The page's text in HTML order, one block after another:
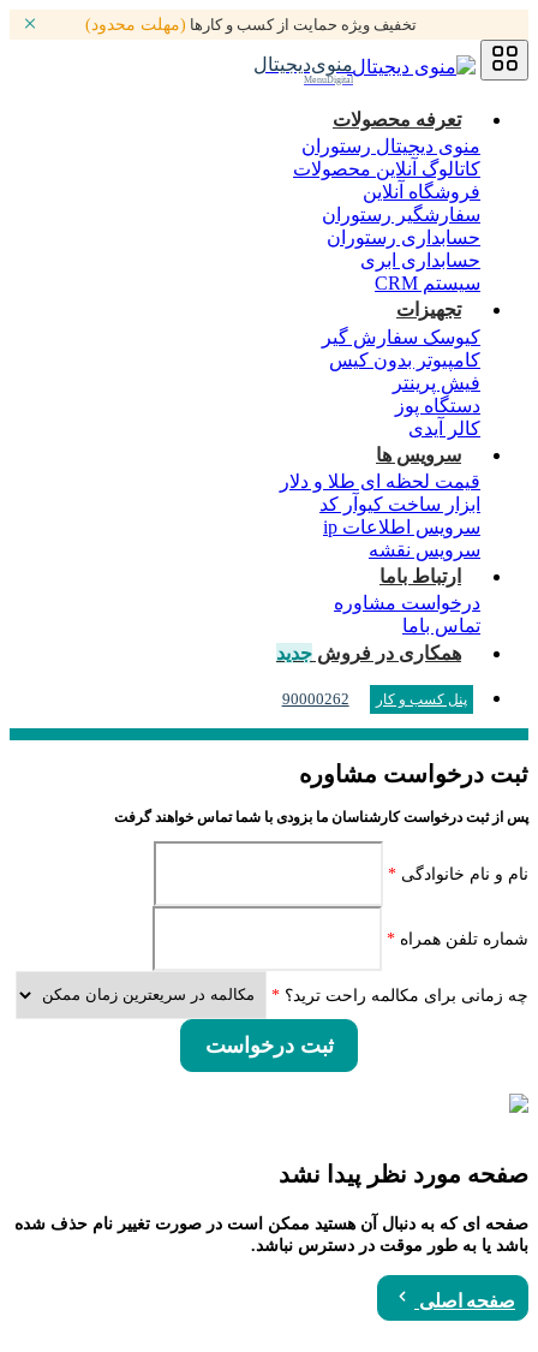
تخفیف ویژه حمایت از کسب و کارها (مهلت محدود)
منوی‌دیجیتال
MenuDigital
تعرفه محصولات
منوی دیجیتال رستوران
کاتالوگ آنلاین محصولات
فروشگاه آنلاین
سفارشگیر رستوران
حسابداری رستوران
حسابداری ابری
سیستم CRM
تجهیزات
کیوسک سفارش گیر
کامپیوتر بدون کیس
فیش پرینتر
دستگاه پوز
کالر آیدی
سرویس ها
قیمت لحظه ای طلا و دلار
ابزار ساخت کیوآر کد
سرویس اطلاعات ip
سرویس نقشه
ارتباط باما
درخواست مشاوره
تماس باما
همکاری در فروش جدید
پنل کسب و کار 90000262
ثبت درخواست مشاوره
پس از ثبت درخواست کارشناسان ما بزودی با شما تماس خواهند گرفت
نام و نام خانوادگی *
شماره تلفن همراه *
چه زمانی برای مکالمه راحت ترید؟ *
ثبت درخواست
صفحه مورد نظر پیدا نشد
صفحه ای که به دنبال آن هستید ممکن است در صورت تغییر نام حذف شده
باشد یا به طور موقت در دسترس نباشد.
صفحه اصلی